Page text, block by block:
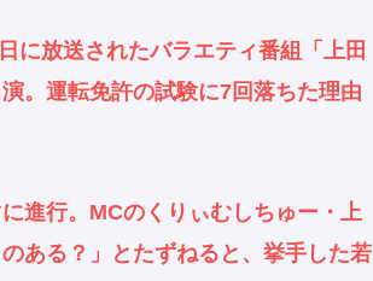
に放送されたバラエティ番組「上田
。運転免許の試験に7回落ちた理由
進行。MCのくりぃむしちゅー・上
ある？」とたずねると、挙手した若